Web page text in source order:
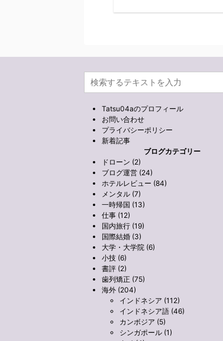
Tatsu04aのプロフィール
お問い合わせ
プライバシーポリシー
新着記事
ブログカテゴリー
ドローン (2)
ブログ運営 (24)
ホテルレビュー (84)
メンタル (7)
一時帰国 (13)
仕事 (12)
国内旅行 (19)
国際結婚 (3)
大学・大学院 (6)
小技 (6)
書評 (2)
歯列矯正 (75)
海外 (204)
インドネシア (112)
インドネシア語 (46)
カンボジア (5)
シンガポール (1)